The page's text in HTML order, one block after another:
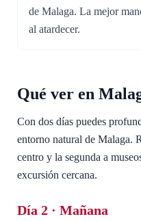
de Malaga. La mejor
al atardecer.
Qué ver en
Con dos días puedes
entorno natural de Malaga.
centro y la segunda a
excursión cercana.
Día 2 · Mañana